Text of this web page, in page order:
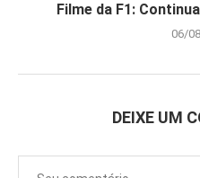
Filme da F1:
06/
DEIXE UM